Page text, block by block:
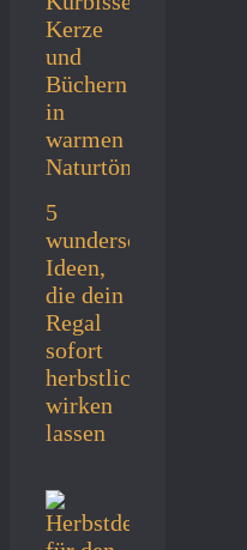
5
wunderschöne
Ideen,
die dein
Regal
sofort
herbstlich
wirken
lassen